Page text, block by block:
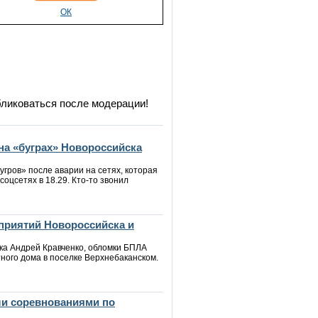
ОК
после модерации!
«буграх» Новороссийска
после аварии на сетях, которая
в 18.29. Кто-то звонил
Новороссийска и
Андрей Кравченко, обломки БПЛА
дома в поселке Верхнебаканском.
соревнованиями по